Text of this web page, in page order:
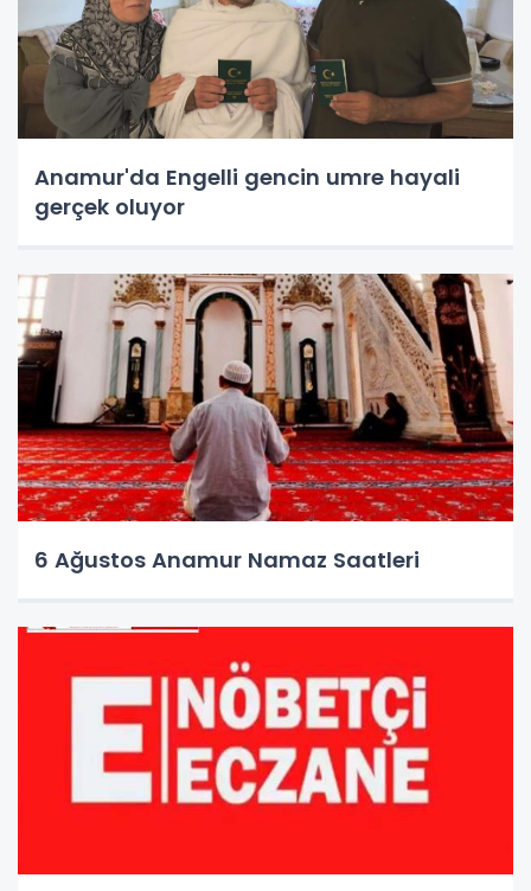
Anamur'da Engelli gencin umre hayali
gerçek oluyor
6 Ağustos Anamur Namaz Saatleri